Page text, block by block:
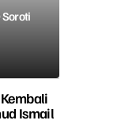
Soroti
Ismail